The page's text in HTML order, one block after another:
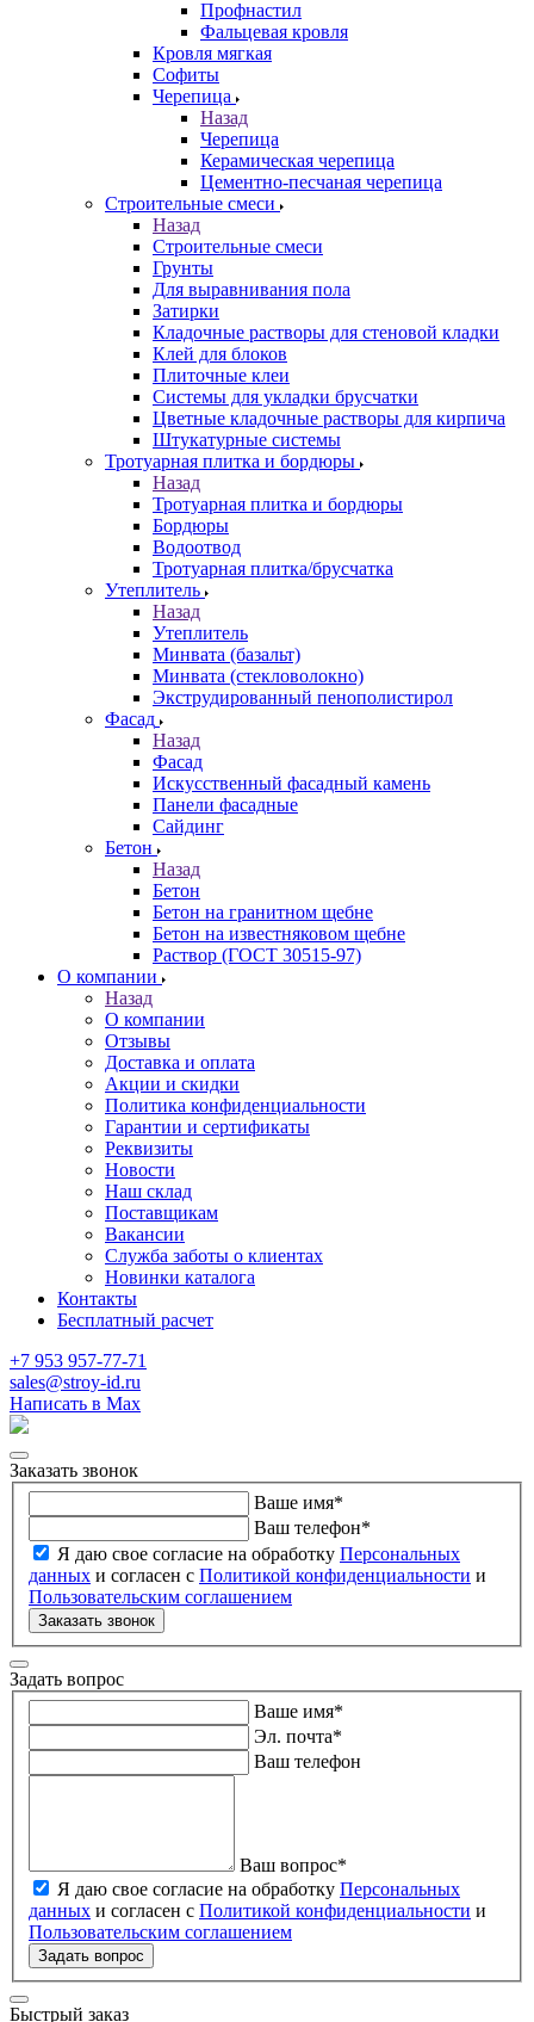
Профнастил
Фальцевая кровля
Кровля мягкая
Софиты
Черепица
Назад
Черепица
Керамическая черепица
Цементно-песчаная черепица
Строительные смеси
Назад
Строительные смеси
Грунты
Для выравнивания пола
Затирки
Кладочные растворы для стеновой кладки
Клей для блоков
Плиточные клеи
Системы для укладки брусчатки
Цветные кладочные растворы для кирпича
Штукатурные системы
Тротуарная плитка и бордюры
Назад
Тротуарная плитка и бордюры
Бордюры
Водоотвод
Тротуарная плитка/брусчатка
Утеплитель
Назад
Утеплитель
Минвата (базальт)
Минвата (стекловолокно)
Экструдированный пенополистирол
Фасад
Назад
Фасад
Искусственный фасадный камень
Панели фасадные
Сайдинг
Бетон
Назад
Бетон
Бетон на гранитном щебне
Бетон на известняковом щебне
Раствор (ГОСТ 30515-97)
О компании
Назад
О компании
Отзывы
Доставка и оплата
Акции и скидки
Политика конфиденциальности
Гарантии и сертификаты
Реквизиты
Новости
Наш склад
Поставщикам
Вакансии
Служба заботы о клиентах
Новинки каталога
Контакты
Бесплатный расчет
+7 953 957-77-71
sales@stroy-id.ru
Написать в Max
Заказать звонок
Ваше имя*
Ваш телефон*
Я даю свое согласие на обработку Персональных
данных и согласен с Политикой конфиденциальности и
Пользовательским соглашением
Заказать звонок
Задать вопрос
Ваше имя*
Эл. почта*
Ваш телефон
Ваш вопрос*
Я даю свое согласие на обработку Персональных
данных и согласен с Политикой конфиденциальности и
Пользовательским соглашением
Задать вопрос
Быстрый заказ